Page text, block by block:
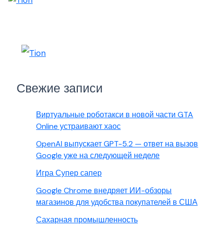
Свежие записи
Виртуальные роботакси в новой части GTA
Online устраивают хаос
OpenAI выпускает GPT-5.2 — ответ на вызов
Google уже на следующей неделе
Игра Супер сапер
Google Chrome внедряет ИИ-обзоры
магазинов для удобства покупателей в США
Сахарная промышленность